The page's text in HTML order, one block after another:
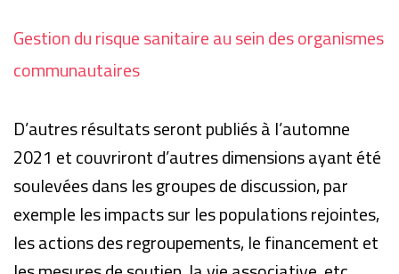
Gestion du risque sanitaire au sein des organismes
communautaires
D’autres résultats seront publiés à l’automne
2021 et couvriront d’autres dimensions ayant été
soulevées dans les groupes de discussion, par
exemple les impacts sur les populations rejointes,
les actions des regroupements, le financement et